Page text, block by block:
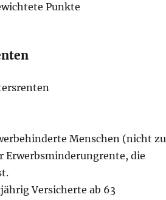
Punkte
Menschen (nicht zu
Erwerbsminderungrente, die
Versicherte ab 63